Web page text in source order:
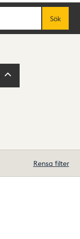
Sök
Rensa filter